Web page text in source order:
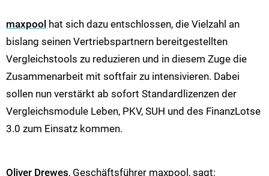
maxpool hat sich dazu entschlossen, die Vielzahl an
bislang seinen Vertriebspartnern bereitgestellten
Vergleichstools zu reduzieren und in diesem Zuge die
Zusammenarbeit mit softfair zu intensivieren. Dabei
sollen nun verstärkt ab sofort Standardlizenzen der
Vergleichsmodule Leben, PKV, SUH und des FinanzLotse
3.0 zum Einsatz kommen.
Oliver Drewes, Geschäftsführer maxpool, sagt: